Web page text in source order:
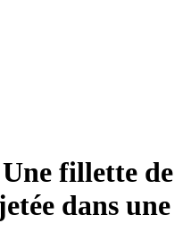
fillette de
dans une